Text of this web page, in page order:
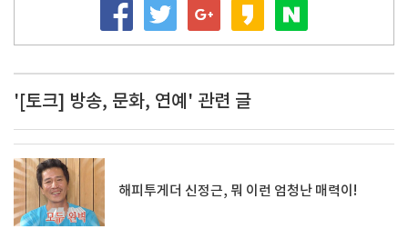
'[토크] 방송, 문화, 연예' 관련 글
해피투게더 신정근, 뭐 이런 엄청난 매력이!